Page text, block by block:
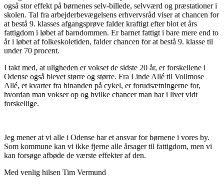
også stor effekt på børnenes selv-billede, selvværd og præstationer i
skolen. Tal fra arbejderbevægelsens erhvervsråd viser at chancen for
at bestå 9. klasses afgangsprøve falder kraftigt efter blot et års
fattigdom i løbet af barndommen. Er barnet fattigt i bare mere end to
år i løbet af folkeskoletiden, falder chancen for at bestå 9. klasse til
under 70 procent.
I takt med, at uligheden er vokset de sidste 20 år, er forskellene i
Odense også blevet større og større. Fra Linde Allé til Vollmose
Allé, et kvarter fra hinanden på cykel, er forudsætningerne for,
hvordan man vokser op og hvilke chancer man har i livet vidt
forskellige.
Jeg mener at vi alle i Odense har et ansvar for børnene i vores by.
Som kommune kan vi ikke fjerne alle årsager til fattigdom, men vi
kan forsøge afbøde de værste effekter af den.
Med venlig hilsen Tim Vermund